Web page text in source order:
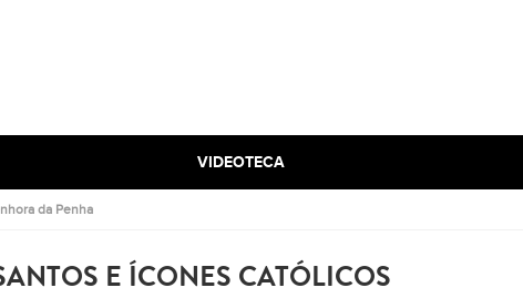
VIDEOTECA
da Penha
E ÍCONES CATÓLICOS